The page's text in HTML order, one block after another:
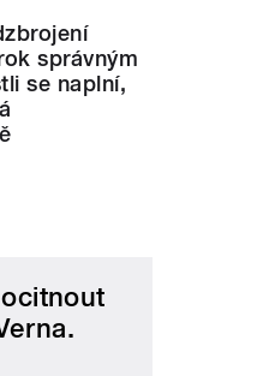
správným
se naplní,